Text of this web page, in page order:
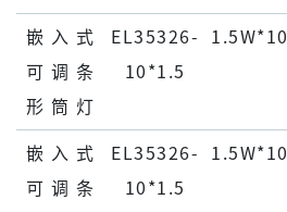
嵌 ⼊ 式
可 调 条
形 筒 灯
EL35326-
10*1.5
1.5W*10
嵌 ⼊ 式
可 调 条
EL35326-
10*1.5
1.5W*10